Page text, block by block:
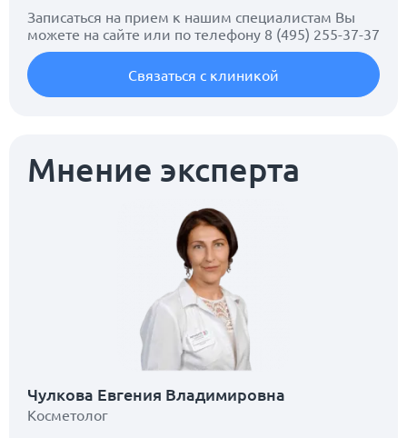
Записаться на прием к нашим специалистам Вы
можете на сайте или по телефону 8 (495) 255-37-37
Связаться с клиникой
Мнение эксперта
Чулкова Евгения Владимировна
Косметолог